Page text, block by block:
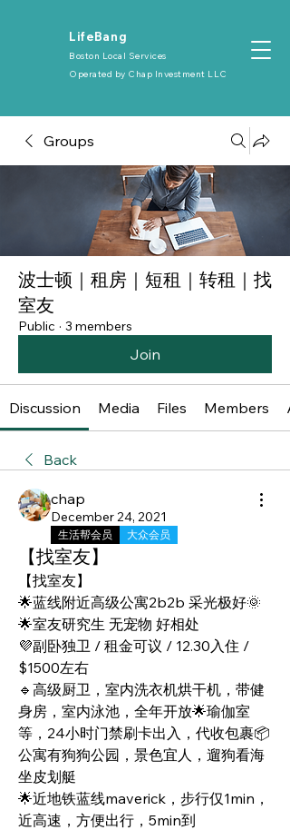
​LifeBang
Boston Local Services
Operated by Chap Investment LLC
Groups
波士顿｜租房｜短租｜转租｜找
室友
Public · 3 members
Join
Discussion Media Files Members
Back
chap
December 24, 2021
生活帮会员 大众会员
【找室友】
【找室友】
🌟蓝线附近高级公寓2b2b 采光极好🌞
🌟室友研究生 无宠物 好相处
💜副卧独卫 / 租金可议 / 12.30入住 /
$1500左右
🔹高级厨卫，室内洗衣机烘干机，带健
身房，室内泳池，全年开放🌟瑜伽室
等，24小时门禁刷卡出入，代收包裹📦
公寓有狗狗公园，景色宜人，遛狗看海
坐皮划艇
🌟近地铁蓝线maverick，步行仅1min，
近高速，方便出行，5min到